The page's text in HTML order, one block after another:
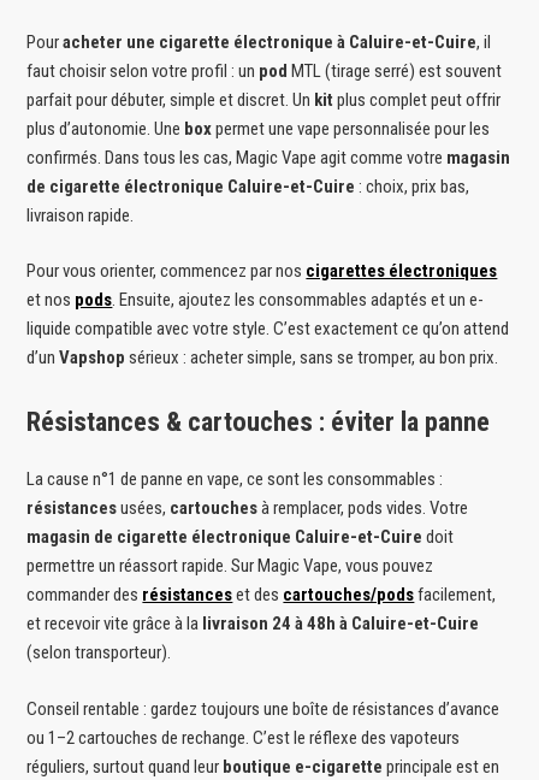
Pouracheter une cigarette électronique à Caluire-et-Cuire, il
faut choisir selon votre profil : un pod MTL (tirage serré) est souvent
parfait pour débuter, simple et discret. Un kit plus complet peut offrir
plus d’autonomie. Une boxpermet une vape personnalisée pour les
confirmés. Dans tous les cas, Magic Vape agit comme votre magasin
de cigarette électronique Caluire-et-Cuire : choix, prix bas,
livraison rapide.
Pour vous orienter, commencez par nos cigarettes électroniques
et nos pods. Ensuite, ajoutez les consommables adaptés et un e-
liquide compatible avec votre style. C’est exactement ce qu’on attend
d’unVapshop sérieux : acheter simple, sans se tromper, au bon prix.
Résistances & cartouches : éviter la panne
La cause n°1 de panne en vape, ce sont les consommables :
résistancesusées, cartouchesà remplacer, pods vides. Votre
magasin de cigarette électronique Caluire-et-Cuire doit
permettre un réassort rapide. Sur Magic Vape, vous pouvez
commander des résistanceset des cartouches/podsfacilement,
et recevoir vite grâce à la livraison 24 à 48h à Caluire-et-Cuire
(selon transporteur).
Conseil rentable : gardez toujours une boîte de résistances d’avance
ou 1–2 cartouches de rechange. C’est le réflexe des vapoteurs
réguliers, surtout quand leur boutique e-cigarette principale est en